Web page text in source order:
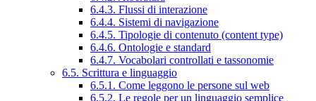
6.4.3. Flussi di interazione
6.4.4. Sistemi di navigazione
6.4.5. Tipologie di contenuto (content type)
6.4.6. Ontologie e standard
6.4.7. Vocabolari controllati e tassonomie
6.5. Scrittura e linguaggio
6.5.1. Come leggono le persone sul web
6.5.2. Le regole per un linguaggio semplice